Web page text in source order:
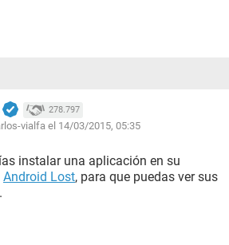
278.797
vialfa el 14/03/2015, 05:35
instalar una aplicación en su
Android Lost, para que puedas ver sus